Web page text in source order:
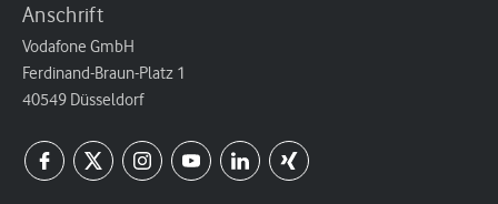
Anschrift
Vodafone GmbH
Ferdinand-Braun-Platz 1
40549 Düsseldorf